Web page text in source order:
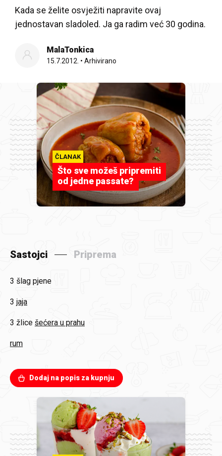
Kada se želite osvježiti napravite ovaj
jednostavan sladoled. Ja ga radim već 30 godina.
MalaTonkica
15.7.2012. • Arhivirano
ČLANAK
Što sve možeš pripremiti
od jedne passate?
Sastojci Priprema
3 šlag pjene
3 jaja
3 žlice šećera u prahu
rum
Dodaj na popis za kupnju